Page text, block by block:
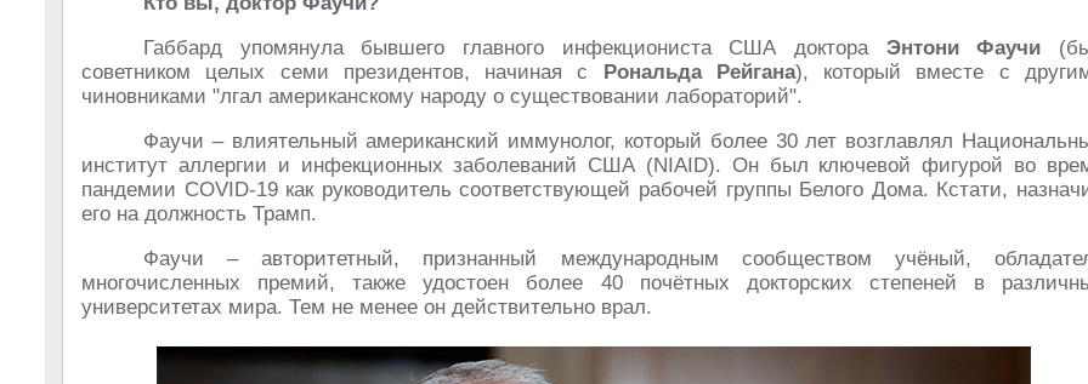
Габбард упомянула бывшего главного инфекциониста США доктора Энтони Фаучи
советником целых семи президентов, начиная с Рональда Рейгана), который вместе с
чиновниками "лгал американскому народу о существовании лабораторий".
Фаучи – влиятельный американский иммунолог, который более 30 лет возглавлял
институт аллергии и инфекционных заболеваний США (NIAID). Он был ключевой фигурой во
пандемии COVID-19 как руководитель соответствующей рабочей группы Белого Дома. Кстати,
его на должность Трамп.
Фаучи – авторитетный, признанный международным сообществом учёный,
многочисленных премий, также удостоен более 40 почётных докторских степеней в
университетах мира. Тем не менее он действительно врал.